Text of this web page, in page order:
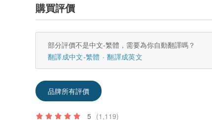
購買評價
部分評價不是中文-繁體，需要為你自動翻譯嗎？
翻譯成中文-繁體
翻譯成英文
品牌所有評價
5 (1,119)